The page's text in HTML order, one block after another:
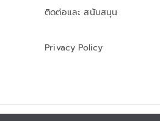
ติดต่อและ สนับสนุน
Privacy Policy